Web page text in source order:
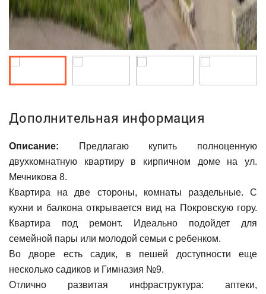
Дополнительная информация
Описание: Предлагаю купить полноценную
двухкомнатную квартиру в кирпичном доме на ул.
Мечникова 8.
Квартира на две стороны, комнаты раздельные. С
кухни и балкона открывается вид на Покровскую гору.
Квартира под ремонт. Идеально подойдет для
семейной пары или молодой семьи с ребенком.
Во дворе есть садик, в пешей доступности еще
несколько садиков и Гимназия №9.
Отлично развитая инфраструктура: аптеки,